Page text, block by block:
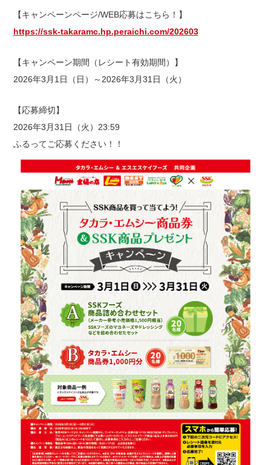
【キャンペーンページ/WEB応募はこちら！】
https://ssk-takaramc.hp.peraichi.com/202603
【キャンペーン期間（レシート有効期間）】
2026年3月1日（日）～2026年3月31日（火）
【応募締切】
2026年3月31日（火）23:59
ふるってご応募ください！！